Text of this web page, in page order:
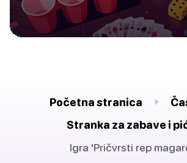
Početna stranica
Stranka za zabave i
Igra 'Pričvrsti rep